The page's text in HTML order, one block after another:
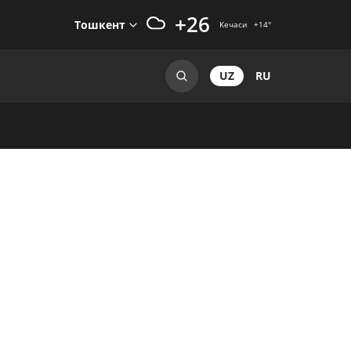
Тошкент +26 Кечаси +14°
UZ RU